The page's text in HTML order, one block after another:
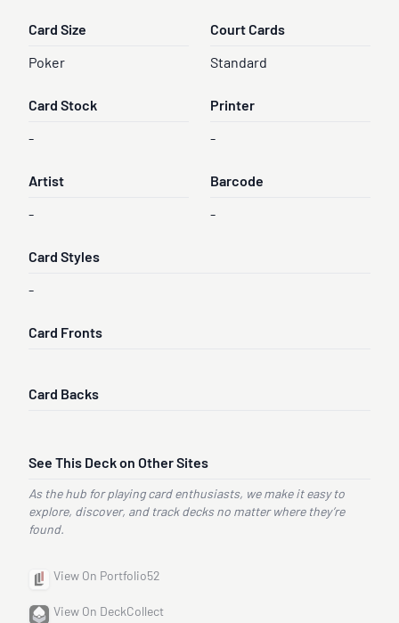
Card Size
Poker
Court Cards
Standard
Card Stock
-
Printer
-
Artist
-
Barcode
-
Card Styles
-
Card Fronts
Card Backs
See This Deck on Other Sites
As the hub for playing card enthusiasts, we make it easy to
explore, discover, and track decks no matter where they’re
found.
View On Portfolio52
View On DeckCollect